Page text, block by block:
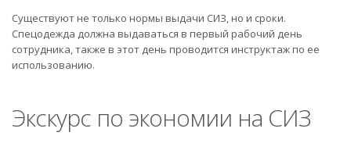
Существуют не только нормы выдачи СИЗ, но и сроки.
Спецодежда должна выдаваться в первый рабочий день
сотрудника, также в этот день проводится инструктаж по ее
использованию.
Экскурс по экономии на СИЗ